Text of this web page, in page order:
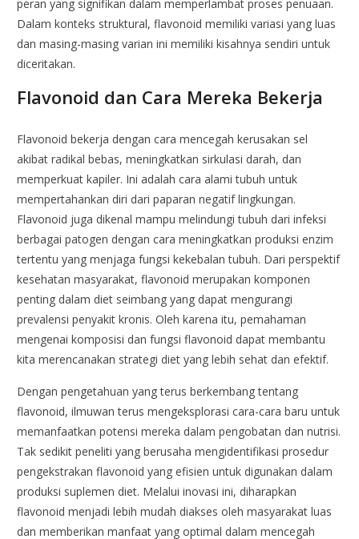
peran yang signifikan dalam memperlambat proses penuaan.
Dalam konteks struktural, flavonoid memiliki variasi yang luas
dan masing-masing varian ini memiliki kisahnya sendiri untuk
diceritakan.
Flavonoid dan Cara Mereka Bekerja
Flavonoid bekerja dengan cara mencegah kerusakan sel
akibat radikal bebas, meningkatkan sirkulasi darah, dan
memperkuat kapiler. Ini adalah cara alami tubuh untuk
mempertahankan diri dari paparan negatif lingkungan.
Flavonoid juga dikenal mampu melindungi tubuh dari infeksi
berbagai patogen dengan cara meningkatkan produksi enzim
tertentu yang menjaga fungsi kekebalan tubuh. Dari perspektif
kesehatan masyarakat, flavonoid merupakan komponen
penting dalam diet seimbang yang dapat mengurangi
prevalensi penyakit kronis. Oleh karena itu, pemahaman
mengenai komposisi dan fungsi flavonoid dapat membantu
kita merencanakan strategi diet yang lebih sehat dan efektif.
Dengan pengetahuan yang terus berkembang tentang
flavonoid, ilmuwan terus mengeksplorasi cara-cara baru untuk
memanfaatkan potensi mereka dalam pengobatan dan nutrisi.
Tak sedikit peneliti yang berusaha mengidentifikasi prosedur
pengekstrakan flavonoid yang efisien untuk digunakan dalam
produksi suplemen diet. Melalui inovasi ini, diharapkan
flavonoid menjadi lebih mudah diakses oleh masyarakat luas
dan memberikan manfaat yang optimal dalam mencegah